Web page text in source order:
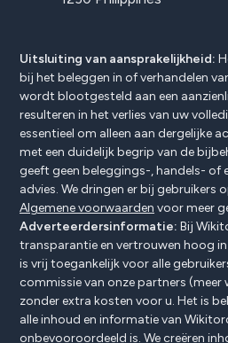
Uitsluiting van aansprakelijkheid:
bij het beleggen in of verhandelen
wordt blootgesteld aan een
resulteren in het verlies van uw
essentieel om alleen aan dergelijke
met een duidelijk begrip van de
geeft geen beleggings-, handels- of
advies. We dringen er bij gebruikers
Algemene voorwaarden voor meer
Adverteerdersinformatie: Bij
transparantie en vertrouwen hoog
is vrij toegankelijk voor alle
commissie van onze partners (meer
zonder extra kosten voor u. Het is
alle inhoud en informatie van
onbevooroordeeld is. We creëren